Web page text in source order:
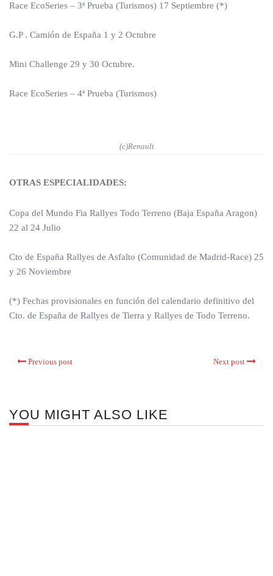
Race EcoSeries – 3ª Prueba (Turismos) 17 Septiembre (*)
G.P . Camión de España 1 y 2 Octubre
Mini Challenge 29 y 30 Octubre.
Race EcoSeries – 4ª Prueba (Turismos)
(c)Renault
OTRAS ESPECIALIDADES:
Copa del Mundo Fia Rallyes Todo Terreno (Baja España Aragon)
22 al 24 Julio
Cto de España Rallyes de Asfalto (Comunidad de Madrid-Race) 25
y 26 Noviembre
(*) Fechas provisionales en función del calendario definitivo del
Cto. de España de Rallyes de Tierra y Rallyes de Todo Terreno.
Previous post Next post
YOU MIGHT ALSO LIKE